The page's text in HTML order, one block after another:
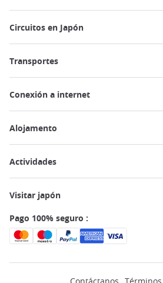
Circuitos en Japón
Transportes
Conexión a internet
Alojamento
Actividades
Visitar japón
Pago 100% seguro :